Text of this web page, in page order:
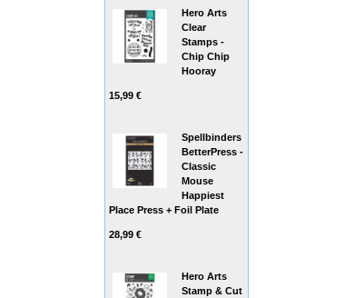
Hero Arts
Clear
Stamps -
Chip Chip
Hooray
15,99 €
Spellbinders
BetterPress -
Classic
Mouse
Happiest
Place Press + Foil Plate
28,99 €
Hero Arts
Stamp & Cut